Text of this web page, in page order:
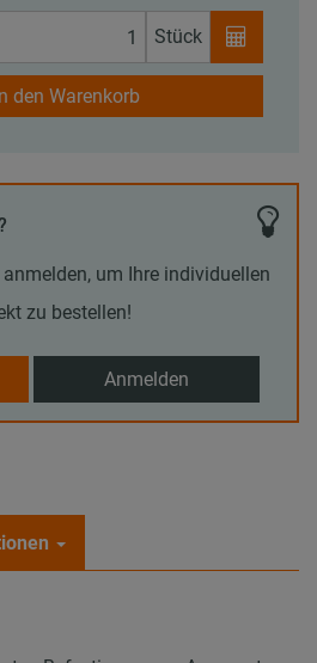
Stück
In den Warenkorb
um Ihre individuellen
zu bestellen!
Anmelden